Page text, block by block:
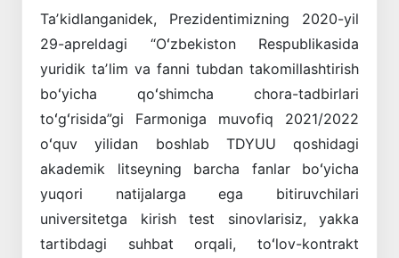
Taʼkidlanganidek, Prezidentimizning 2020-yil
29-apreldagi “Oʻzbekiston Respublikasida
yuridik taʼlim va fanni tubdan takomillashtirish
boʻyicha qoʻshimcha chora-tadbirlari
toʻgʻrisida”gi Farmoniga muvofiq 2021/2022
oʻquv yilidan boshlab TDYUU qoshidagi
akademik litseyning barcha fanlar boʻyicha
yuqori natijalarga ega bitiruvchilari
universitetga kirish test sinovlarisiz, yakka
tartibdagi suhbat orqali, toʻlov-kontrakt